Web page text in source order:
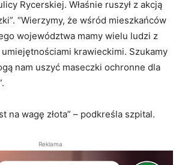
Rycerskiej. Właśnie ruszył z akcją
“Wierzymy, że wśród mieszkańców
województwa mamy wielu ludzi z
krawieckimi. Szukamy
nam uszyć maseczki ochronne dla
na wagę złota” – podkreśla szpital.
Reklama